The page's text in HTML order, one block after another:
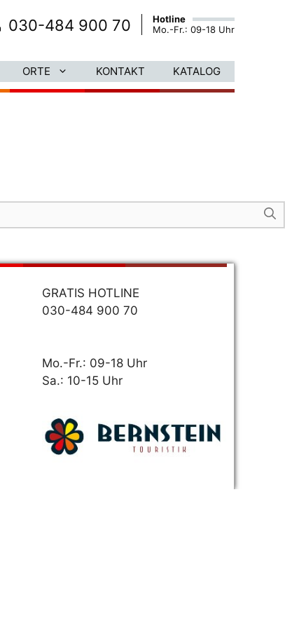
030-484 900 70
Hotline
Mo.-Fr.: 09-18 Uhr
ORTE KONTAKT KATALOG
GRATIS HOTLINE
030-484 900 70
Mo.-Fr.: 09-18 Uhr
Sa.: 10-15 Uhr